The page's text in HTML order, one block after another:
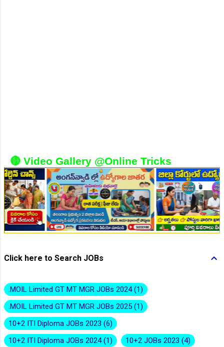
🔴 Video Gallery @Online Tricks
Click here to Search JOBs
.MOIL Limited GT MT MGR JOBs 2024 1
.MOIL Limited GT MT MGR JOBs 2025 1
10+2 ITI Diploma JOBs 2023 6
10+2 ITI Diploma JOBs 2024 1 10+2 JOBs 2023 4